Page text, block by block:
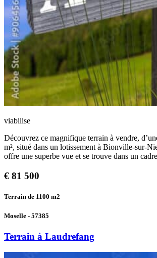
viabilise
Découvrez ce magnifique terrain à vendre,
m², situé dans un lotissement à Bionville-sur-
offre une superbe vue et se trouve dans un
€ 81 500
Terrain de 1100 m2
Moselle - 57385
Terrain à Laudrefang